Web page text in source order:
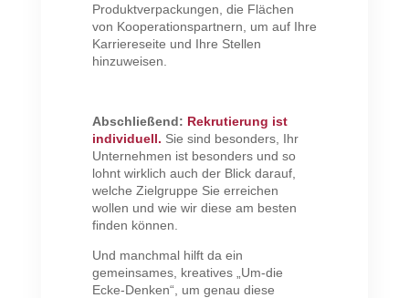
Produktverpackungen, die Flächen
von Kooperationspartnern, um auf Ihre
Karriereseite und Ihre Stellen
hinzuweisen.
Abschließend: Rekrutierung ist
individuell. Sie sind besonders, Ihr
Unternehmen ist besonders und so
lohnt wirklich auch der Blick darauf,
welche Zielgruppe Sie erreichen
wollen und wie wir diese am besten
finden können.
Und manchmal hilft da ein
gemeinsames, kreatives „Um-die
Ecke-Denken“, um genau diese